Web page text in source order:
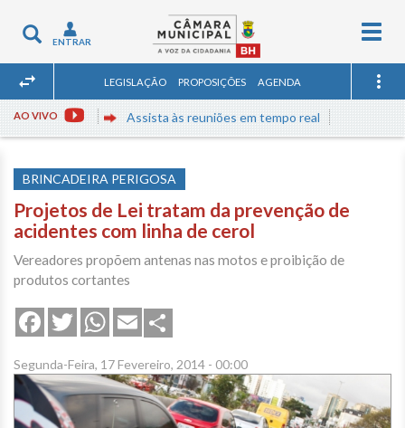
Toggle
navigation
ENTRAR
LEGISLAÇÃO PROPOSIÇÕES AGENDA
AO VIVO Assista às reuniões em tempo real
BRINCADEIRA PERIGOSA
Projetos de Lei tratam da prevenção de
acidentes com linha de cerol
Vereadores propõem antenas nas motos e proibição de
produtos cortantes
FacebookTwitterWhatsApp
Email
Segunda-Feira, 17 Fevereiro, 2014 - 00:00